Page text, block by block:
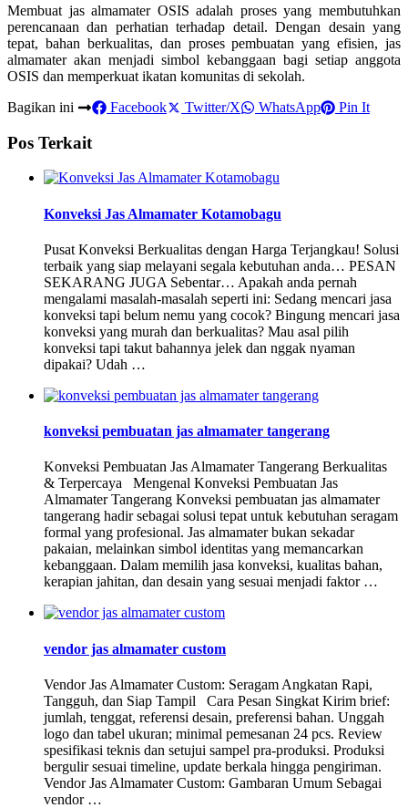
Membuat jas almamater OSIS adalah proses yang membutuhkan
perencanaan dan perhatian terhadap detail. Dengan desain yang
tepat, bahan berkualitas, dan proses pembuatan yang efisien, jas
almamater akan menjadi simbol kebanggaan bagi setiap anggota
OSIS dan memperkuat ikatan komunitas di sekolah.
Bagikan ini
Facebook Twitter/X WhatsApp Pin It
Pos Terkait
Konveksi Jas Almamater Kotamobagu
Pusat Konveksi Berkualitas dengan Harga Terjangkau! Solusi
terbaik yang siap melayani segala kebutuhan anda… PESAN
SEKARANG JUGA Sebentar… Apakah anda pernah
mengalami masalah-masalah seperti ini: Sedang mencari jasa
konveksi tapi belum nemu yang cocok? Bingung mencari jasa
konveksi yang murah dan berkualitas? Mau asal pilih
konveksi tapi takut bahannya jelek dan nggak nyaman
dipakai? Udah …
konveksi pembuatan jas almamater tangerang
Konveksi Pembuatan Jas Almamater Tangerang Berkualitas
& Terpercaya Mengenal Konveksi Pembuatan Jas
Almamater Tangerang Konveksi pembuatan jas almamater
tangerang hadir sebagai solusi tepat untuk kebutuhan seragam
formal yang profesional. Jas almamater bukan sekadar
pakaian, melainkan simbol identitas yang memancarkan
kebanggaan. Dalam memilih jasa konveksi, kualitas bahan,
kerapian jahitan, dan desain yang sesuai menjadi faktor …
vendor jas almamater custom
Vendor Jas Almamater Custom: Seragam Angkatan Rapi,
Tangguh, dan Siap Tampil Cara Pesan Singkat Kirim brief:
jumlah, tenggat, referensi desain, preferensi bahan. Unggah
logo dan tabel ukuran; minimal pemesanan 24 pcs. Review
spesifikasi teknis dan setujui sampel pra-produksi. Produksi
bergulir sesuai timeline, update berkala hingga pengiriman.
Vendor Jas Almamater Custom: Gambaran Umum Sebagai
vendor …